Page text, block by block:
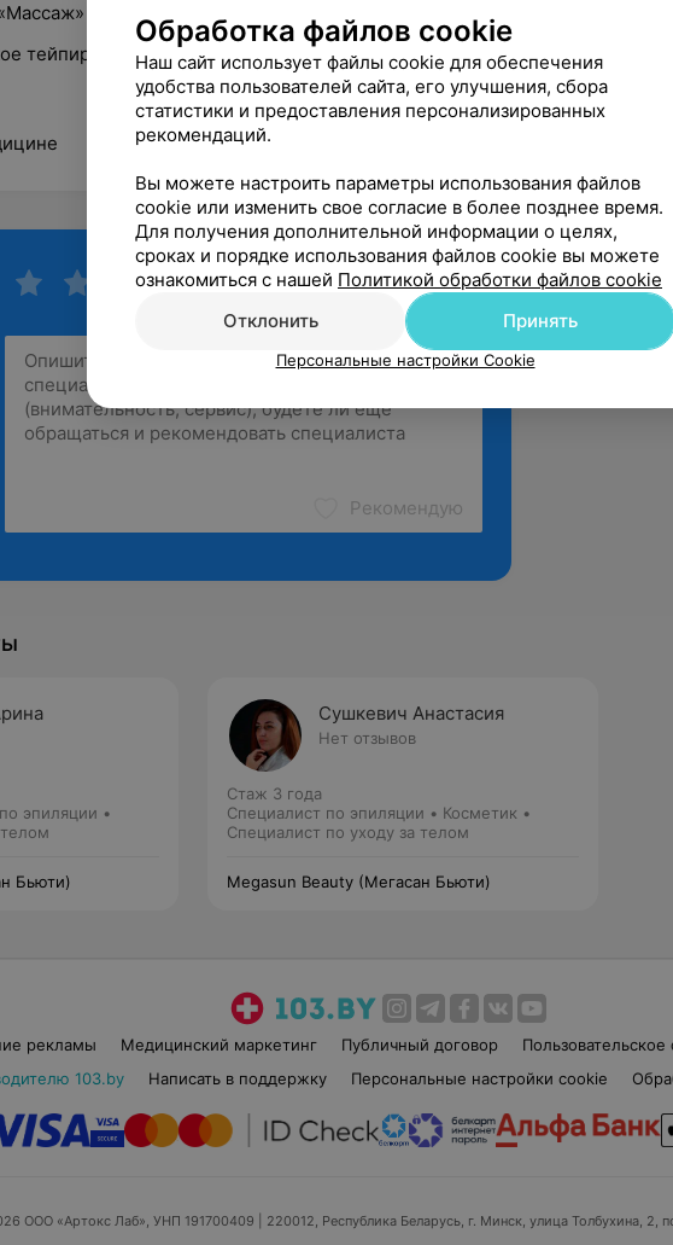
(ООО «Древо знаний»)
тейпирование лица и тела»
Рекомендую
эпиляции •
Бьюти)
Сушкевич Анастасия
Нет отзывов
Стаж 3 года
Специалист по эпиляции • Косметик •
Специалист по уходу за телом
Megasun Beauty (Мегаcан Бьюти)
рекламы Медицинский маркетинг Публичный договор
103.by
Написать в поддержку Персональные настройки cookie
ООО «Артокс Лаб», УНП 191700409 | 220012, Республика Беларусь, г. Минск, улица Толбухина, 2,
Обработка файлов cookie
Наш сайт использует файлы cookie для обеспечения
удобства пользователей сайта, его улучшения, сбора
статистики и предоставления персонализированных
рекомендаций.
Вы можете настроить параметры использования файлов
cookie или изменить свое согласие в более позднее время.
Для получения дополнительной информации о целях,
сроках и порядке использования файлов cookie вы можете
ознакомиться с нашей Политикой обработки файлов cookie
Отклонить
Принять
Персональные настройки Cookie